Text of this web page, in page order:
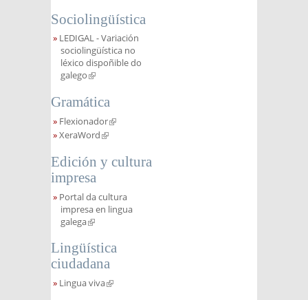
Sociolingüística
LEDIGAL - Variación
sociolingüística no
léxico dispoñible do
galego(link is external)
Gramática
Flexionador(link is external)
XeraWord(link is external)
Edición y cultura
impresa
Portal da cultura
impresa en lingua
galega(link is external)
Lingüística
ciudadana
Lingua viva(link is external)